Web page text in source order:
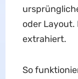
oder Layout.
extrahiert.
So